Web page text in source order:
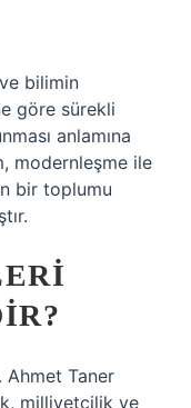
bilimin
göre sürekli
anlamına
modernleşme ile
bir toplumu
Ahmet Taner
milliyetçilik ve